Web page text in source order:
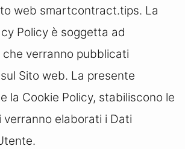
web smartcontract.tips. La
Policy è soggetta ad
verranno pubblicati
Sito web. La presente
la Cookie Policy, stabiliscono le
verranno elaborati i Dati